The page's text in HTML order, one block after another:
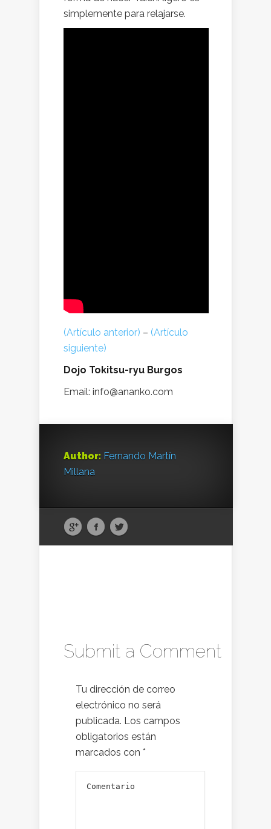
simplemente para relajarse.
(Artículo anterior) – (Artículo
siguiente)
Dojo Tokitsu-ryu Burgos
Email: info@ananko.com
Author: Fernando Martín
Millana
Submit a Comment
Tu dirección de correo
electrónico no será
publicada. Los campos
obligatorios están
marcados con *